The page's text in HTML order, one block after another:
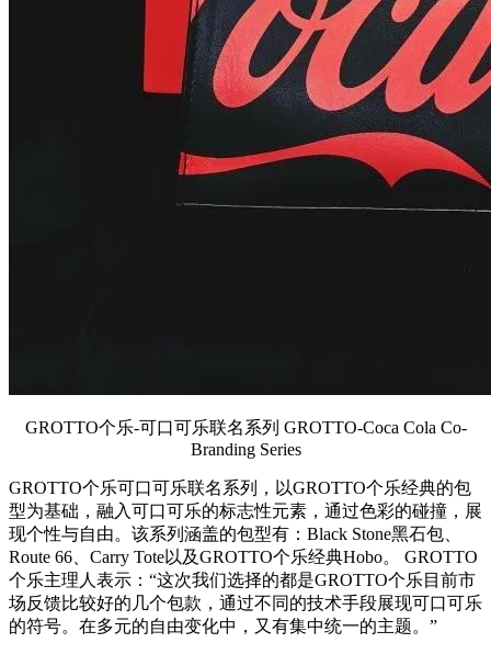
GROTTO个乐-可口可乐联名系列 GROTTO-Coca Cola Co-
Branding Series
GROTTO个乐可口可乐联名系列，以GROTTO个乐经典的包
型为基础，融入可口可乐的标志性元素，通过色彩的碰撞，展
现个性与自由。该系列涵盖的包型有：Black Stone黑石包、
Route 66、Carry Tote以及GROTTO个乐经典Hobo。 GROTTO
个乐主理人表示：“这次我们选择的都是GROTTO个乐目前市
场反馈比较好的几个包款，通过不同的技术手段展现可口可乐
的符号。在多元的自由变化中，又有集中统一的主题。”